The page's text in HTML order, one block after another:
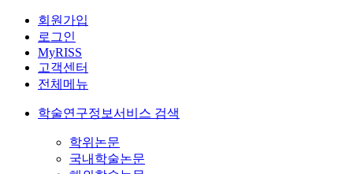
회원가입
로그인
MyRISS
고객센터
전체메뉴
학술연구정보서비스 검색
학위논문
국내학술논문